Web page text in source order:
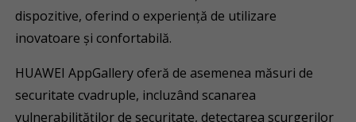
dispozitive, oferind o experiență de utilizare
inovatoare și confortabilă.
HUAWEI AppGallery oferă de asemenea măsuri de
securitate cvadruple, incluzând scanarea
vulnerabilităților de securitate, detectarea scurgerilor